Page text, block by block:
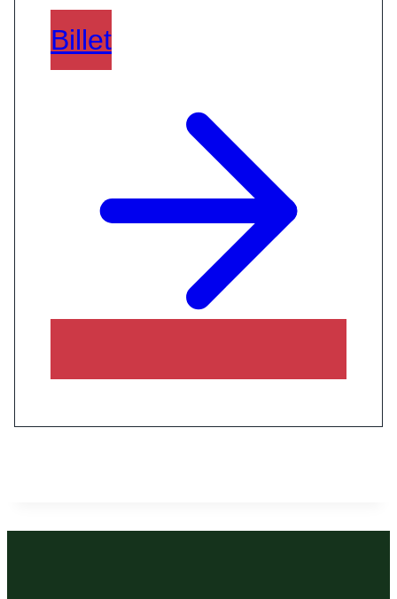
Billet